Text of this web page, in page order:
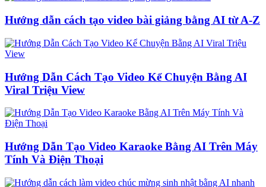
Hướng dẫn cách tạo video bài giảng bằng AI từ A-Z
Hướng Dẫn Cách Tạo Video Kể Chuyện Bằng AI
Viral Triệu View
Hướng Dẫn Tạo Video Karaoke Bằng AI Trên Máy
Tính Và Điện Thoại